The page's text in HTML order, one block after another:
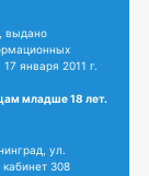
выдано
января 2011 г.
младше 18 лет.
ул.
308